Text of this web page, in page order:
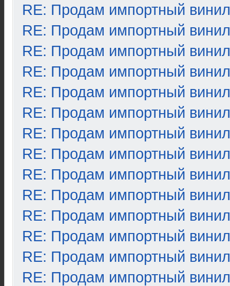
RE: Продам импортный винил
RE: Продам импортный винил
RE: Продам импортный винил
RE: Продам импортный винил
RE: Продам импортный винил
RE: Продам импортный винил
RE: Продам импортный винил
RE: Продам импортный винил
RE: Продам импортный винил
RE: Продам импортный винил
RE: Продам импортный винил
RE: Продам импортный винил
RE: Продам импортный винил
RE: Продам импортный винил